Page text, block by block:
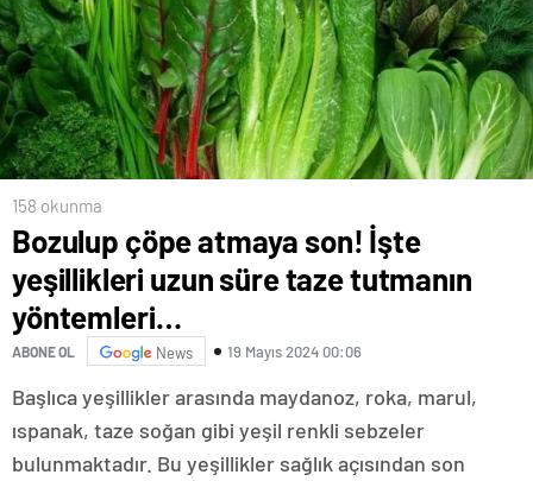
158 okunma
Bozulup çöpe atmaya son! İşte
yeşillikleri uzun süre taze tutmanın
yöntemleri…
ABONE OL News 19 Mayıs 2024 00:06
Başlıca yeşillikler arasında maydanoz, roka, marul,
ıspanak, taze soğan gibi yeşil renkli sebzeler
bulunmaktadır. Bu yeşillikler sağlık açısından son